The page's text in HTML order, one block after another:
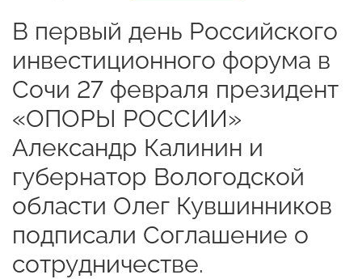
В первый день Российского
инвестиционного форума в
Сочи 27 февраля президент
«ОПОРЫ РОССИИ»
Александр Калинин и
губернатор Вологодской
области Олег Кувшинников
подписали Соглашение о
сотрудничестве.